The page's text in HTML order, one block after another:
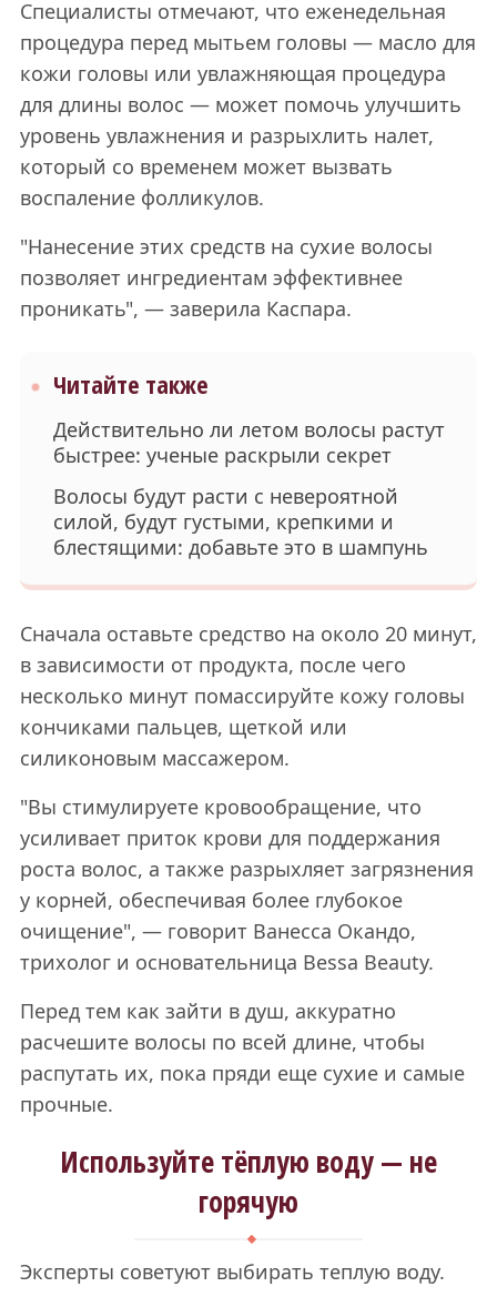
Специалисты отмечают, что еженедельная
процедура перед мытьем головы — масло для
кожи головы или увлажняющая процедура
для длины волос — может помочь улучшить
уровень увлажнения и разрыхлить налет,
который со временем может вызвать
воспаление фолликулов.
"Нанесение этих средств на сухие волосы
позволяет ингредиентам эффективнее
проникать", — заверила Каспара.
Читайте также
Действительно ли летом волосы растут
быстрее: ученые раскрыли секрет
Волосы будут расти с невероятной
силой, будут густыми, крепкими и
блестящими: добавьте это в шампунь
Сначала оставьте средство на около 20 минут,
в зависимости от продукта, после чего
несколько минут помассируйте кожу головы
кончиками пальцев, щеткой или
силиконовым массажером.
"Вы стимулируете кровообращение, что
усиливает приток крови для поддержания
роста волос, а также разрыхляет загрязнения
у корней, обеспечивая более глубокое
очищение", — говорит Ванесса Окандо,
трихолог и основательница Bessa Beauty.
Перед тем как зайти в душ, аккуратно
расчешите волосы по всей длине, чтобы
распутать их, пока пряди еще сухие и самые
прочные.
Используйте тёплую воду — не
горячую
Эксперты советуют выбирать теплую воду.